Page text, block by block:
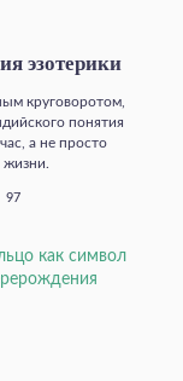
эзотерики
круговоротом,
понятия
а не просто
жизни.
97